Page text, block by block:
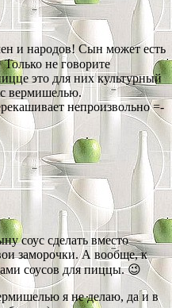
и народов! Сын может есть
не говорите
это для них культурный
вермишелью.
непроизвольно =-
соус сделать вместо
заморочки. А вообще, к
соусов для пиццы. 😉
я не делаю, да и в